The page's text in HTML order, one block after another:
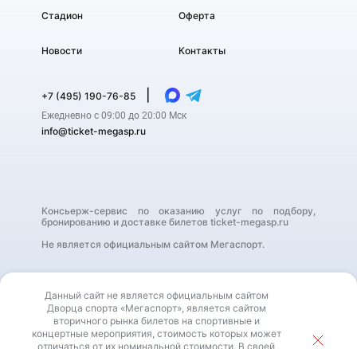
Стадион
Новости
Оферта
Контакты
+7 (495) 190-76-85
Ежедневно с 09:00 до 20:00 Мск
info@ticket-megasp.ru
Консьерж-сервис по оказанию услуг по подбору,
бронированию и доставке билетов ticket-megasp.ru
Не является официальным сайтом Мегаспорт.
Данный сайт не является официальным сайтом
Дворца спорта «Мегаспорт», является сайтом
вторичного рынка билетов на спортивные и
концертные мероприятия, стоимость которых может
отличаться от их номинальной стоимости. В своей